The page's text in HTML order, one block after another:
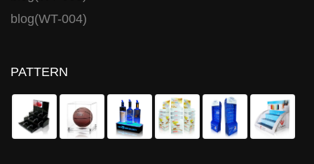
blog(WT-004)
PATTERN